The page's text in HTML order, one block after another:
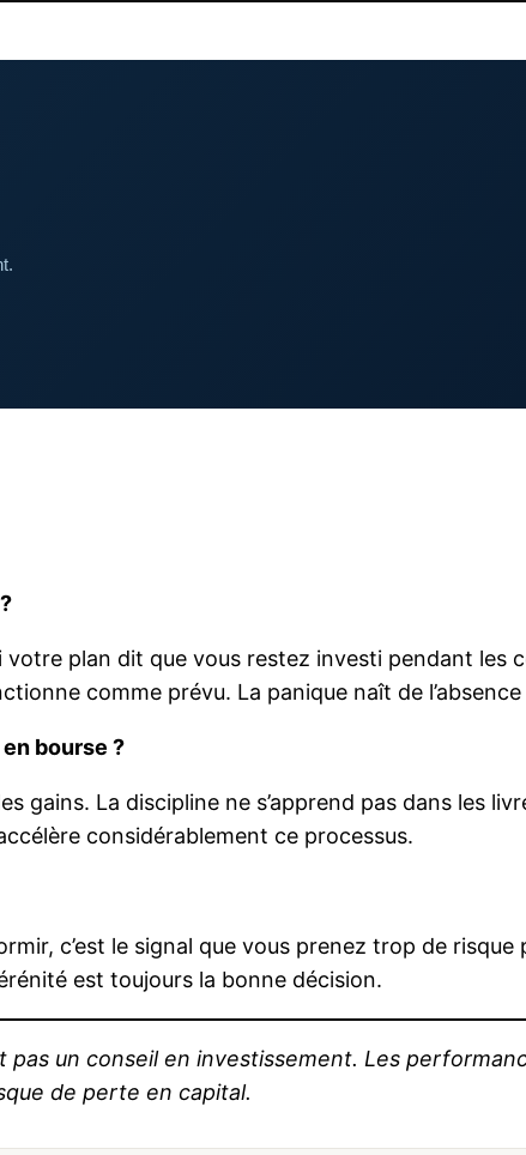
plan dit que vous restez investi pendant les
comme prévu. La panique naît de
bourse ?
gains. La discipline ne s’apprend pas dans les
considérablement ce processus.
c’est le signal que vous prenez trop de
est toujours la bonne décision.
un conseil en investissement. Les
de perte en capital.